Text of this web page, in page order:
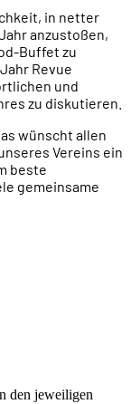
in netter
anzustoßen,
Buffet zu
Revue
und
zu diskutieren.
wünscht allen
Vereins ein
beste
gemeinsame
den jeweiligen